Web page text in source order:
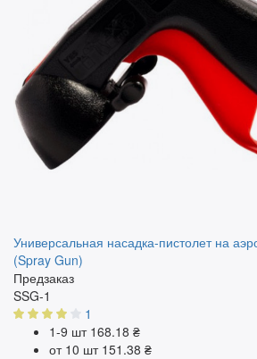
Универсальная насадка-пистолет на
(Spray Gun)
Предзаказ
SSG-1
1
1-9 шт 168.18 ₴
от 10 шт 151.38 ₴